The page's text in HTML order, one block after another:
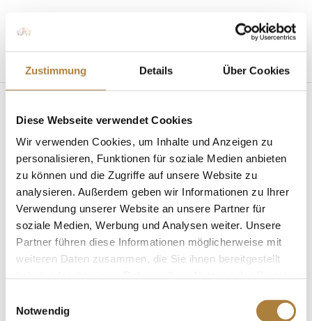
Zustimmung Details Über Cookies
Diese Webseite verwendet Cookies
Wir verwenden Cookies, um Inhalte und Anzeigen zu
personalisieren, Funktionen für soziale Medien anbieten
zu können und die Zugriffe auf unsere Website zu
analysieren. Außerdem geben wir Informationen zu Ihrer
Verwendung unserer Website an unsere Partner für
soziale Medien, Werbung und Analysen weiter. Unsere
Partner führen diese Informationen möglicherweise mit
weiteren Daten zusammen, die Sie ihnen bereitgestellt
Notwendig
Seite wählen
Talentpool: Bianca Nowag stellt bestes
Nachwuchspferd beim Turnier der Sieger vor
von Inga Schmidt | 02. August 2019 News
Talentpool für Förderpatenschaften
Von EM-Gold zum Westfalen-Wappen Münster. Es
läuft für unsere Talentpool-Athletin Bianca Nowag.
Europameisterschaft im italienischen San Giovanni